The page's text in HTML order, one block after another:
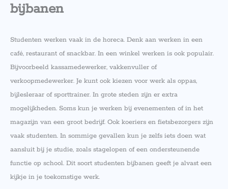
bijbanen
Studenten werken vaak in de horeca. Denk aan werken in een
café, restaurant of snackbar. In een winkel werken is ook populair.
Bijvoorbeeld kassamedewerker, vakkenvuller of
verkoopmedewerker. Je kunt ook kiezen voor werk als oppas,
bijlesleraar of sporttrainer. In grote steden zijn er extra
mogelijkheden. Soms kun je werken bij evenementen of in het
magazijn van een groot bedrijf. Ook koeriers en fietsbezorgers zijn
vaak studenten. In sommige gevallen kun je zelfs iets doen wat
aansluit bij je studie, zoals stagelopen of een ondersteunende
functie op school. Dit soort studenten bijbanen geeft je alvast een
kijkje in je toekomstige werk.